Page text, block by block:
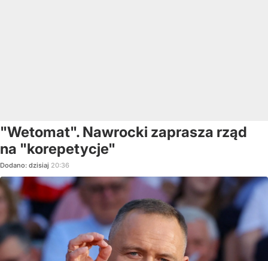
"Wetomat". Nawrocki zaprasza rząd
na "korepetycje"
Dodano: dzisiaj 20:36